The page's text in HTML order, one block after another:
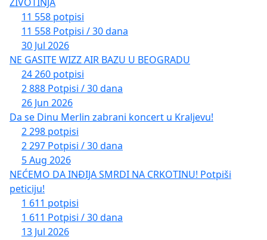
11 558 potpisi
11 558 Potpisi / 30 dana
30 Jul 2026
NE GASITE WIZZ AIR BAZU U BEOGRADU
24 260 potpisi
2 888 Potpisi / 30 dana
26 Jun 2026
Da se Dinu Merlin zabrani koncert u Kraljevu!
2 298 potpisi
2 297 Potpisi / 30 dana
5 Aug 2026
NEĆEMO DA INĐIJA SMRDI NA CRKOTINU! Potpiši
peticiju!
1 611 potpisi
1 611 Potpisi / 30 dana
13 Jul 2026